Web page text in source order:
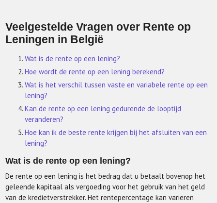
Veelgestelde Vragen over Rente op
Leningen in België
Wat is de rente op een lening?
Hoe wordt de rente op een lening berekend?
Wat is het verschil tussen vaste en variabele rente op een
lening?
Kan de rente op een lening gedurende de looptijd
veranderen?
Hoe kan ik de beste rente krijgen bij het afsluiten van een
lening?
Wat is de rente op een lening?
De rente op een lening is het bedrag dat u betaalt bovenop het
geleende kapitaal als vergoeding voor het gebruik van het geld
van de kredietverstrekker. Het rentepercentage kan variëren